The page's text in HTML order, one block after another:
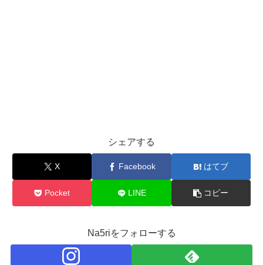
シェアする
X Facebook はてブ
Pocket LINE コピー
Na5riをフォローする